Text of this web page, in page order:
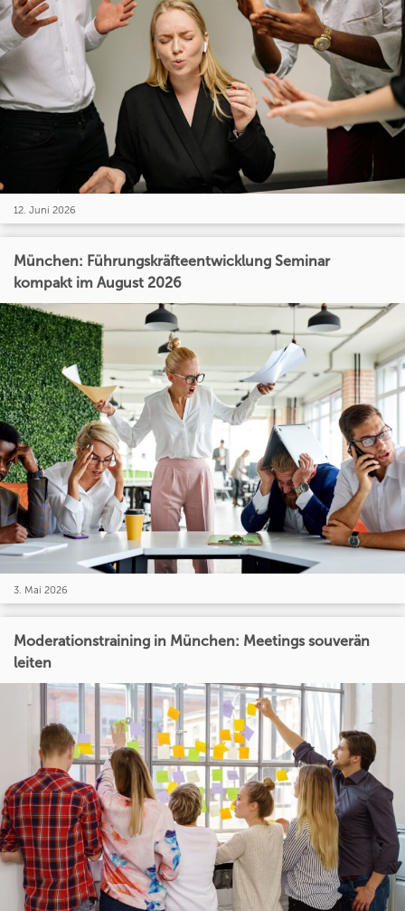
12. Juni 2026
München: Führungskräfteentwicklung Seminar
kompakt im August 2026
3. Mai 2026
Moderationstraining in München: Meetings souverän
leiten